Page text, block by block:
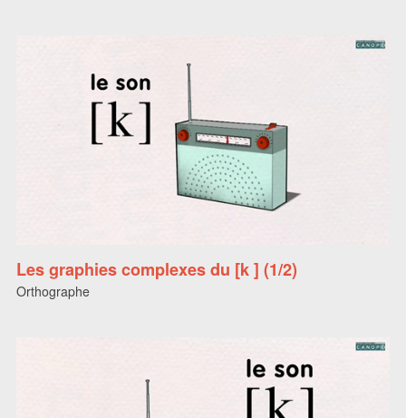
Les graphies complexes du [k ] (1/2)
Orthographe